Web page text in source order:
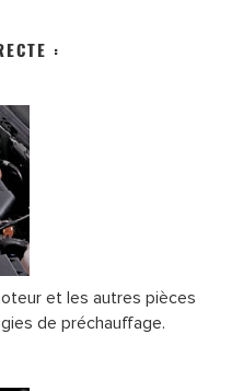
:
et les autres pièces
de préchauffage.